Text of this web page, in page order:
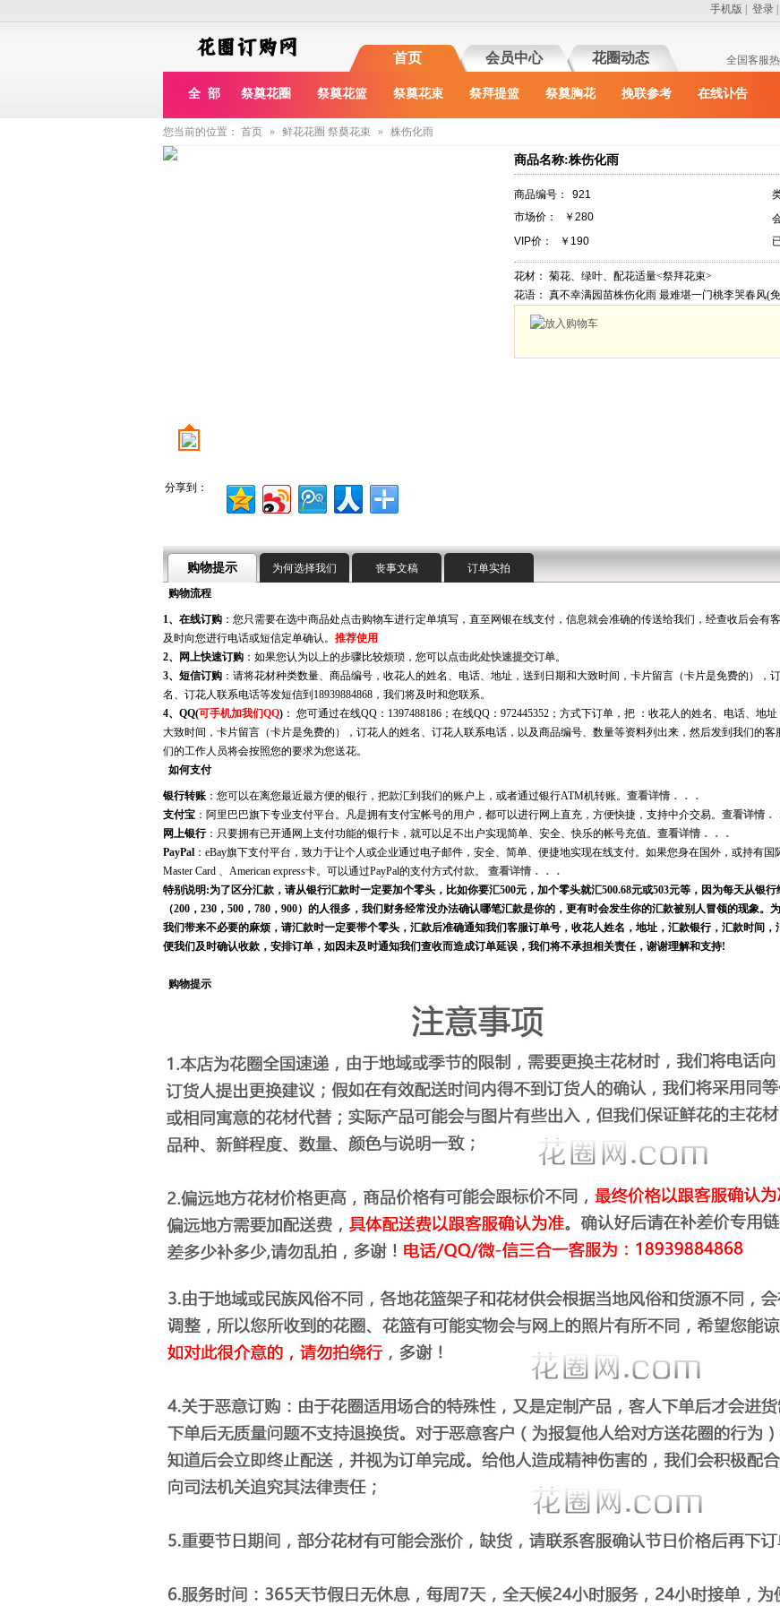
首页 会员中心 花圈动态
手机版 登录
全国客服
全 部 祭奠花圈 祭奠花篮 祭奠花束 祭拜提篮 祭奠胸花 挽联参考 在线讣告
您当前的位置： 首页 » 鲜花花圈 祭奠花束 » 株伤化雨
分享到：
商品名称:株伤化雨
商品编号： 921
市场价：
￥280
VIP价： ￥190
花材： 菊花、绿叶、配花适量<祭拜花束>
花语： 真不幸满园苗株伤化雨 最难堪一门桃李哭春风(
购物提示 为何选择我们 丧事文稿
订单实拍
购物流程
1、在线订购 ：您只需要在选中商品处点击购物车进行定单填写，直至网银在线支付，信息就会准确的传送给我们，经查收后会有
及时向您进行电话或短信定单确认。 推荐使用
2、网上快速订购 ：如果您认为以上的步骤比较烦琐，您可以点击此处快速提交订单。
3、短信订购 ：请将花材种类数量、商品编号，收花人的姓名、电话、地址，送到日期和大致时间，卡片留言（卡片是免费的），
名、订花人联系电话等发短信到18939884868，我们将及时和您联系。
4、QQ(可手机加我们QQ) ： 您可通过在线QQ：1397488186；在线QQ：972445352；方式下订单，把 ：收花人的姓名、电话、地
大致时间，卡片留言（卡片是免费的），订花人的姓名、订花人联系电话，以及商品编号、数量等资料列出来，然后发到我们的客
们的工作人员将会按照您的要求为您送花。
如何支付
银行转账 ：您可以在离您最近最方便的银行，把款汇到我们的账户上，或者通过银行ATM机转账。 查看详情．．．
支付宝 ：阿里巴巴旗下专业支付平台。凡是拥有支付宝帐号的用户，都可以进行网上直充，方便快捷，支持中介交易。 查看详情．
网上银行：只要拥有已开通网上支付功能的银行卡，就可以足不出户实现简单、安全、快乐的帐号充值。 查看详情．．．
PayPal ：eBay旗下支付平台，致力于让个人或企业通过电子邮件，安全、简单、便捷地实现在线支付。如果您身在国外，或持有国际
Master Card 、American express卡。可以通过PayPal的支付方式付款。 查看详情．．．
特别说明:为了区分汇款，请从银行汇款时一定要加个零头，比如你要汇500元，加个零头就汇500.68元或503元等，因为每天从银
（200，230，500，780，900）的人很多，我们财务经常没办法确认哪笔汇款是你的，更有时会发生你的汇款被别人冒领的现象。
我们带来不必要的麻烦，请汇款时一定要带个零头，汇款后准确通知我们客服订单号，收花人姓名，地址，汇款银行，汇款时间，
便我们及时确认收款，安排订单，如因未及时通知我们查收而造成订单延误，我们将不承担相关责任，谢谢理解和支持!
购物提示